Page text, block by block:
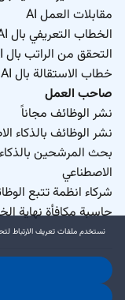
مقابلات العمل AI
الخطاب التعريفي بال AI
التحقق من الراتب بال AI
خطاب الاستقالة بال AI
صاحب العمل
نشر الوظائف مجاناً
نشر الوظائف بالذكاء
بحث المرشحين بالذكاء
الاصطناعي
شركاء انظمة تتبع
حاسبة مكافأة نهاية
نستخدم ملفات تعريف الارتباط